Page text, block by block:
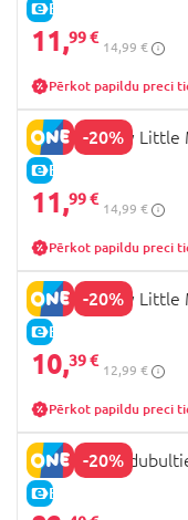
E-CENA
11,99 €
14,99 €
Pērkot papildu preci
-20%
E-CENA
509 Crew My Little
11,99 €
14,99 €
Pērkot papildu preci
-20%
E-CENA
509 Crew My Little
10,39 €
12,99 €
Pērkot papildu preci
-20%
E-CENA
LULLABABY